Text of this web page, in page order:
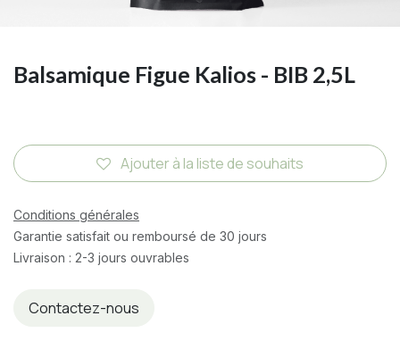
Balsamique Figue Kalios - BIB 2,5L
Ajouter à la liste de souhaits
Conditions générales
Garantie satisfait ou remboursé de 30 jours
Livraison : 2-3 jours ouvrables
Contactez-nous